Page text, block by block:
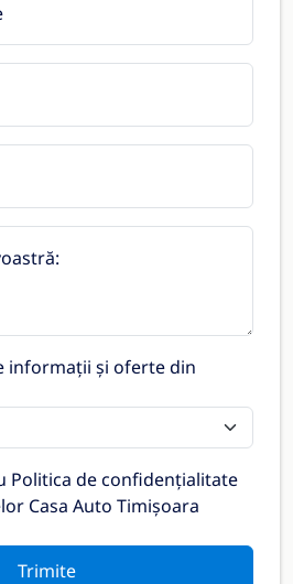
informații și oferte din
Politica de confidențialitate
Casa Auto Timișoara
Trimite